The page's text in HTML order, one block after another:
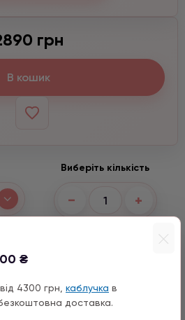
₴
4300 грн, каблучка в
доставка.
грн
В кошик
Виберіть кількість
− +